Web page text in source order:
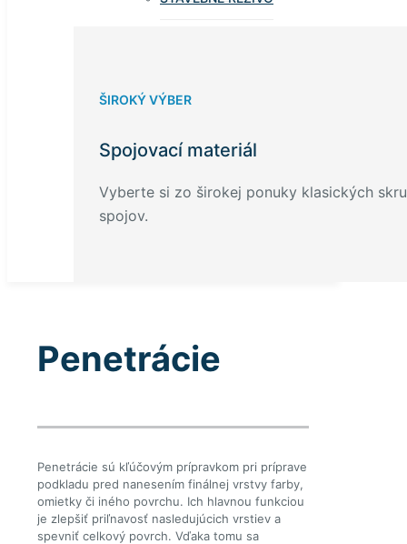
ŠIROKÝ VÝBER
Spojovací materiál
Vyberte si zo širokej ponuky klasických
spojov.
Penetrácie
Penetrácie sú kľúčovým prípravkom pri príprave
podkladu pred nanesením finálnej vrstvy farby,
omietky či iného povrchu. Ich hlavnou funkciou
je zlepšiť priľnavosť nasledujúcich vrstiev a
spevniť celkový povrch. Vďaka tomu sa